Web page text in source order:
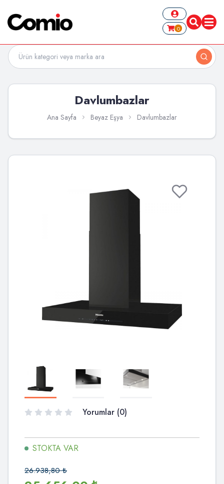
0
Davlumbazlar
Ana Sayfa Beyaz Eşya Davlumbazlar
Yorumlar (0)
STOKTA VAR
26.938,80₺